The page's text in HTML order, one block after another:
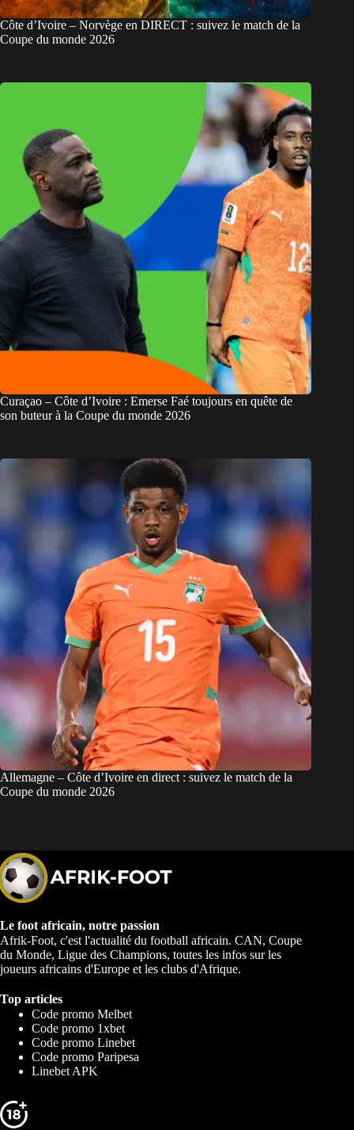
Côte d’Ivoire – Norvège en DIRECT : suivez le match de la
Coupe du monde 2026
Curaçao – Côte d’Ivoire : Emerse Faé toujours en quête de
son buteur à la Coupe du monde 2026
Allemagne – Côte d’Ivoire en direct : suivez le match de la
Coupe du monde 2026
Le foot africain, notre passion
Afrik-Foot, c'est l'actualité du football africain. CAN, Coupe
du Monde, Ligue des Champions, toutes les infos sur les
joueurs africains d'Europe et les clubs d'Afrique.
Top articles
Code promo Melbet
Code promo 1xbet
Code promo Linebet
Code promo Paripesa
Linebet APK